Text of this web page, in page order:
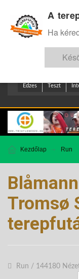
Edzes Teszt
Kezdőlap Run
Tromsø
Run / 144180
A
Ha